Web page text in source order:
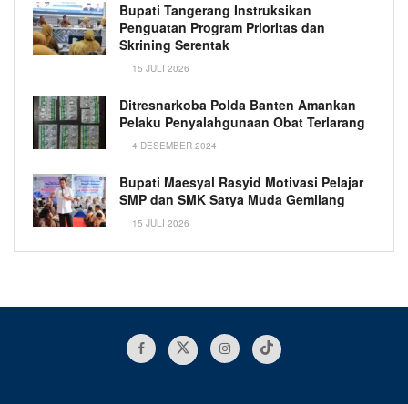
Bupati Tangerang Instruksikan
Penguatan Program Prioritas dan
Skrining Serentak
15 JULI 2026
Ditresnarkoba Polda Banten Amankan
Pelaku Penyalahgunaan Obat Terlarang
4 DESEMBER 2024
Bupati Maesyal Rasyid Motivasi Pelajar
SMP dan SMK Satya Muda Gemilang
15 JULI 2026